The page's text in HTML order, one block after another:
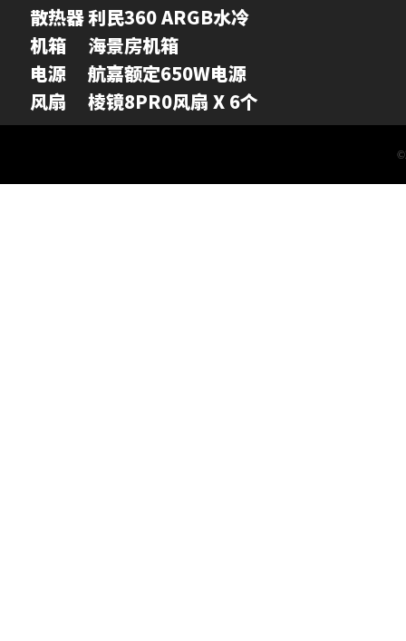
散热器	利民360 ARGB水冷
机箱	海景房机箱
电源	航嘉额定650W电源
风扇	棱镜8PR0风扇 X 6个